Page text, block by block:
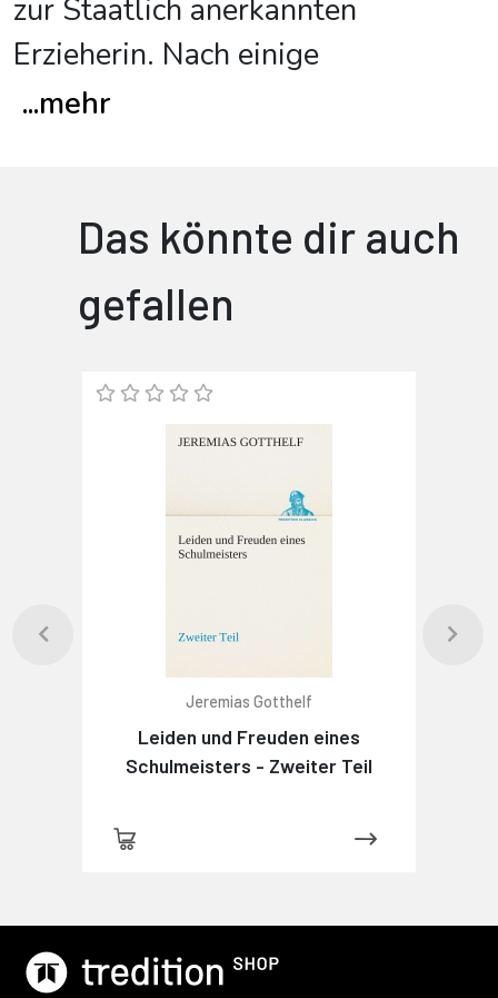
zur Staatlich anerkannten
Erzieherin. Nach einige
...mehr
Das könnte dir auch
gefallen
Jeremias Gotthelf
Leiden und Freuden eines
Schulmeisters - Zweiter Teil